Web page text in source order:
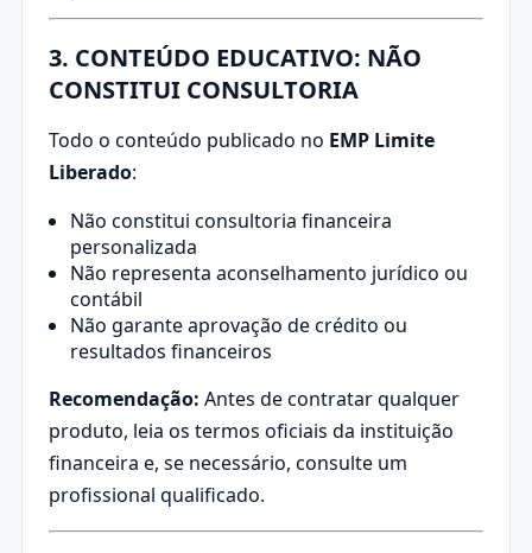
3. CONTEÚDO EDUCATIVO: NÃO
CONSTITUI CONSULTORIA
Todo o conteúdo publicado no EMP Limite
Liberado:
Não constitui consultoria financeira
personalizada
Não representa aconselhamento jurídico ou
contábil
Não garante aprovação de crédito ou
resultados financeiros
Recomendação: Antes de contratar qualquer
produto, leia os termos oficiais da instituição
financeira e, se necessário, consulte um
profissional qualificado.